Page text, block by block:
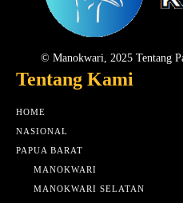
© Manokwari, 2025 Tentang
Tentang Kami
HOME
NASIONAL
PAPUA BARAT
MANOKWARI
MANOKWARI SELATAN